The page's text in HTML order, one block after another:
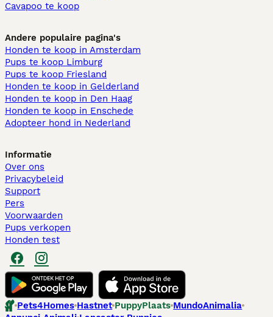
Cavapoo te koop
Andere populaire pagina's
Honden te koop in Amsterdam
Pups te koop Limburg​
Pups te koop Friesland​
Honden te koop in Gelderland
Honden te koop in Den Haag
Honden te koop in Enschede
Adopteer hond in Nederland
Informatie
Over ons
Privacybeleid
Support
Pers
Voorwaarden
Pups verkopen
Honden test
Pets4Homes Hastnet PuppyPlaats MundoAnimalia